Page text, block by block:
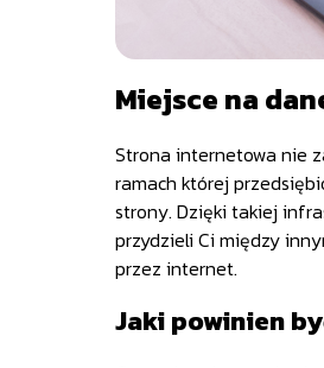
Miejsce na
Strona internetowa nie
ramach której
strony. Dzięki takiej
przydzieli Ci między
przez internet.
Jaki powinien